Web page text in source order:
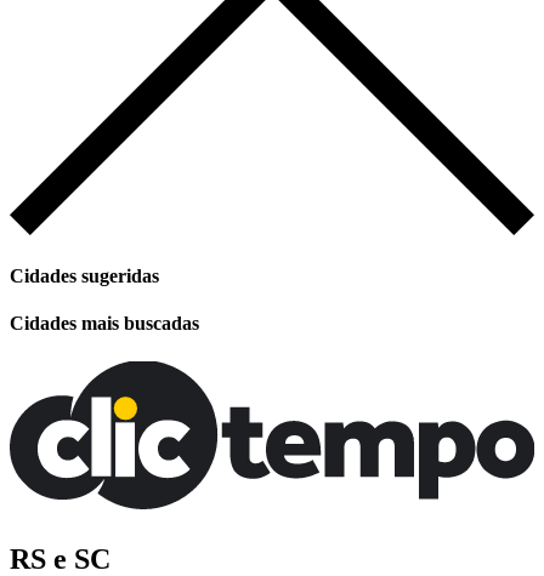
Cidades sugeridas
Cidades mais buscadas
RS e SC